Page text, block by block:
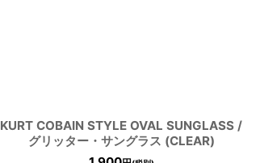
KURT COBAIN STYLE OVAL SUNGLASS /
グリッター・サングラス (CLEAR)